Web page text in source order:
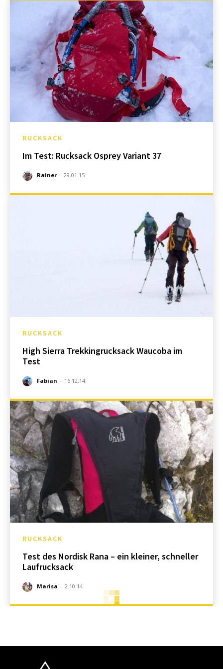
RUCKSACK
Im Test: Rucksack Osprey Variant 37
Rainer - 29.01.15
RUCKSACK
High Sierra Trekkingrucksack Waucoba im
Test
Fabian - 16.12.14
RUCKSACK
Test des Nordisk Rana – ein kleiner, schneller
Laufrucksack
Marisa - 2.10.14